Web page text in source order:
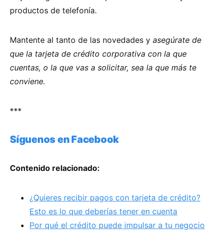
productos de telefonía.
Mantente al tanto de las novedades y asegúrate de
que la tarjeta de crédito corporativa con la que
cuentas, o la que vas a solicitar, sea la que más te
conviene.
***
Síguenos en Facebook
Contenido relacionado:
¿Quieres recibir pagos con tarjeta de crédito?
Esto es lo que deberías tener en cuenta
Por qué el crédito puede impulsar a tu negocio